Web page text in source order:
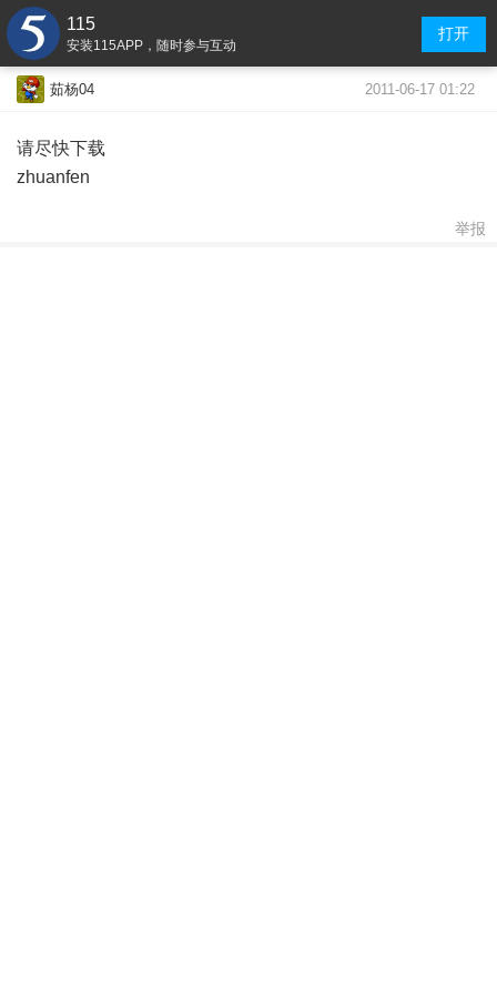
115
安装115APP，随时参与互动
打开
茹杨04 2011-06-17 01:22
请尽快下载
zhuanfen
举报